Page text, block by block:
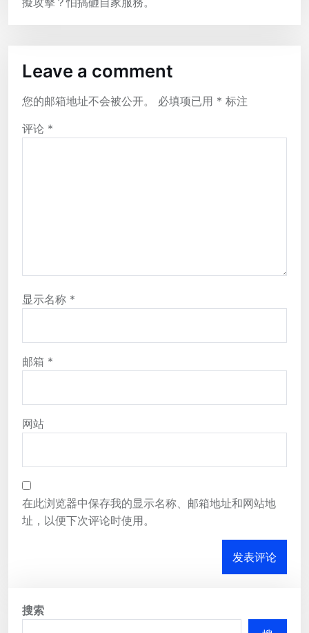
Leave a comment
您的邮箱地址不会被公开。 必填项已用 * 标注
评论 *
显示名称 *
邮箱 *
网站
在此浏览器中保存我的显示名称、邮箱地址和网站地
址，以便下次评论时使用。
搜索